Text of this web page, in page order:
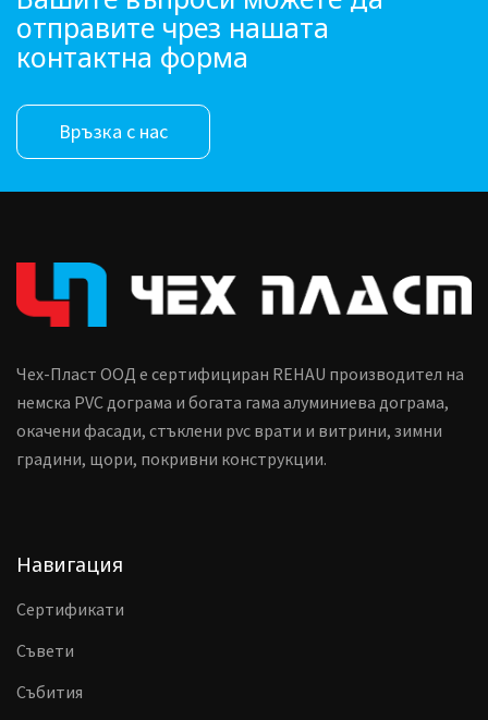
отправите чрез нашата
контактна форма
Връзка с нас
Чех-Пласт ООД е сертифициран REHAU производител на
немска PVC дограма и богата гама алуминиева дограма,
окачени фасади, стъклени pvc врати и витрини, зимни
градини, щори, покривни конструкции.
Навигация
Сертификати
Съвети
Събития